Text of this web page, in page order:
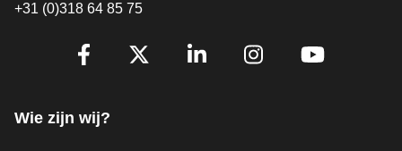
+31 (0)318 64 85 75
Volg je ons al?
Wie zijn wij?